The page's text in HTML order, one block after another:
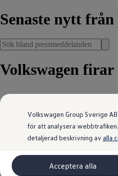
Volkswagen Group Sverige
för att analysera
detaljerad beskrivning av alla
Acceptera alla
Senaste nytt från
Volkswagen
2025-09-23 13:30